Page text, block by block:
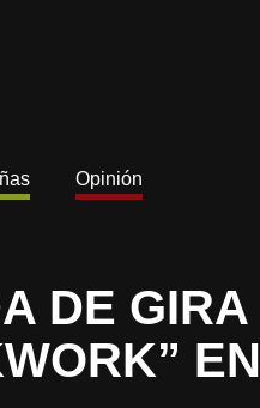
Opinión
DE GIRA
EN